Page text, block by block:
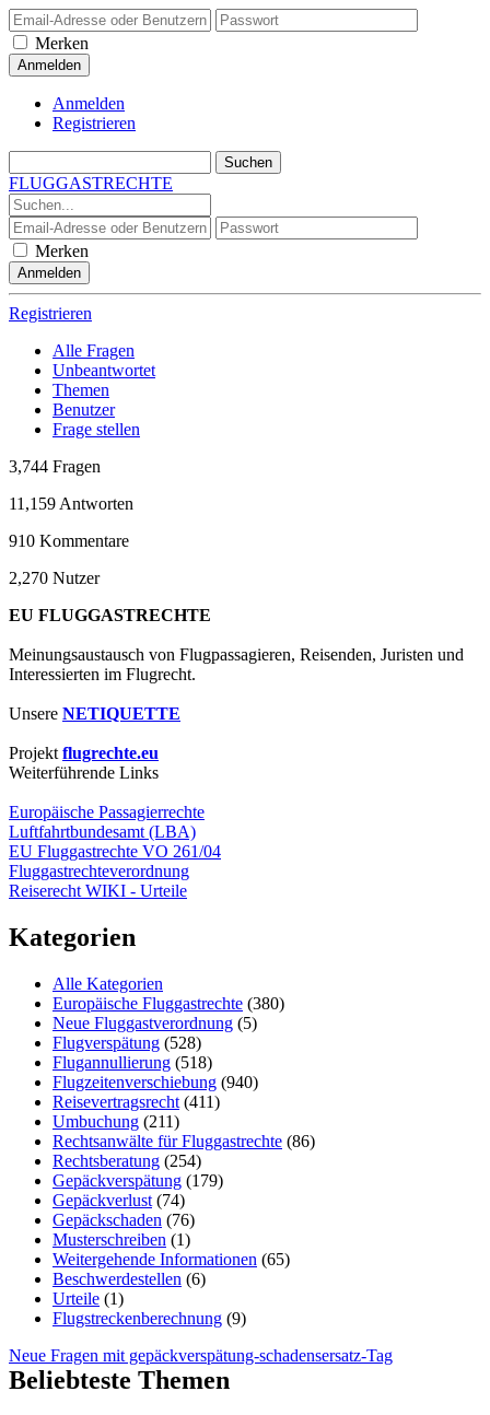
Merken
Anmelden
Registrieren
FLUGGASTRECHTE
Merken
Registrieren
Alle Fragen
Unbeantwortet
Themen
Benutzer
Frage stellen
3,744 Fragen
11,159 Antworten
910 Kommentare
2,270 Nutzer
EU FLUGGASTRECHTE
Meinungsaustausch von Flugpassagieren, Reisenden, Juristen und
Interessierten im Flugrecht.
Unsere NETIQUETTE
Projekt flugrechte.eu
Weiterführende Links
Europäische Passagierrechte
Luftfahrtbundesamt (LBA)
EU Fluggastrechte VO 261/04
Fluggastrechteverordnung
Reiserecht WIKI - Urteile
Kategorien
Alle Kategorien
Europäische Fluggastrechte (380)
Neue Fluggastverordnung (5)
Flugverspätung (528)
Flugannullierung (518)
Flugzeitenverschiebung (940)
Reisevertragsrecht (411)
Umbuchung (211)
Rechtsanwälte für Fluggastrechte (86)
Rechtsberatung (254)
Gepäckverspätung (179)
Gepäckverlust (74)
Gepäckschaden (76)
Musterschreiben (1)
Weitergehende Informationen (65)
Beschwerdestellen (6)
Urteile (1)
Flugstreckenberechnung (9)
Neue Fragen mit gepäckverspätung-schadensersatz-Tag
Beliebteste Themen